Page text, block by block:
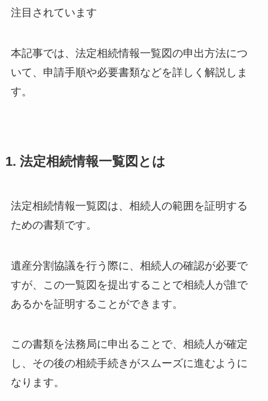
注目されています
本記事では、法定相続情報一覧図の申出方法につ
いて、申請手順や必要書類などを詳しく解説しま
す。
1. 法定相続情報一覧図とは
法定相続情報一覧図は、相続人の範囲を証明する
ための書類です。
遺産分割協議を行う際に、相続人の確認が必要で
すが、この一覧図を提出することで相続人が誰で
あるかを証明することができます。
この書類を法務局に申出ることで、相続人が確定
し、その後の相続手続きがスムーズに進むように
なります。